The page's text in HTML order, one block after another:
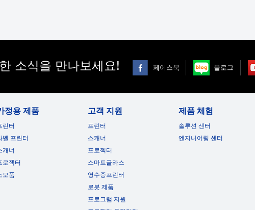
소식을 만나보세요! 페이스북 블로그
정용 제품
린터
벨 프린터
캐너
로젝터
모품
고객 지원
프린터
스캐너
프로젝터
스마트글라스
영수증프린터
로봇 제품
프로그램 지원
제품 체험
솔루션 센터
엔지니어링 센터